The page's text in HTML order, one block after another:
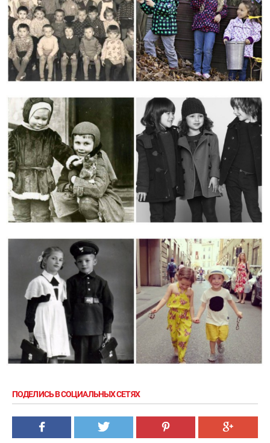
ПОДЕЛИСЬ В СОЦИАЛЬНЫХ СЕТЯХ